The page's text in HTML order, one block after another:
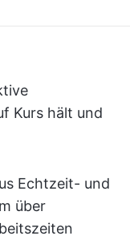
Kurs hält und
Echtzeit- und
über